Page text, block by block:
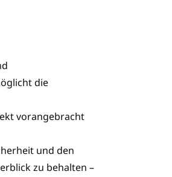
die
vorangebracht
und den
zu behalten –